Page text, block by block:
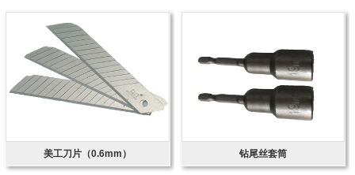
美工刀片（0.6mm） 钻尾丝套筒